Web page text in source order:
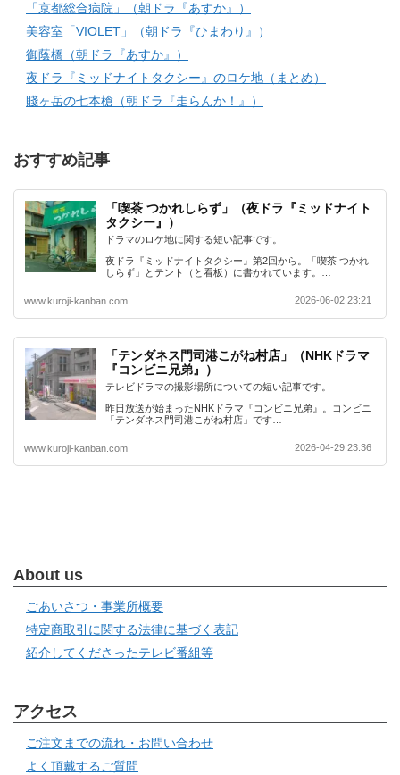
「京都総合病院」（朝ドラ『あすか』）
美容室「VIOLET」（朝ドラ『ひまわり』）
御蔭橋（朝ドラ『あすか』）
夜ドラ『ミッドナイトタクシー』のロケ地（まとめ）
賤ヶ岳の七本槍（朝ドラ『走らんか！』）
おすすめ記事
「喫茶 つかれしらず」（夜ドラ『ミッドナイト
タクシー』）
ドラマのロケ地に関する短い記事です。
夜ドラ『ミッドナイトタクシー』第2回から。「喫茶 つかれ
しらず」とテント（と看板）に書かれています。…
www.kuroji-kanban.com 2026-06-02 23:21
「テンダネス門司港こがね村店」（NHKドラマ
『コンビニ兄弟』）
テレビドラマの撮影場所についての短い記事です。
昨日放送が始まったNHKドラマ『コンビニ兄弟』。コンビニ
「テンダネス門司港こがね村店」です…
www.kuroji-kanban.com 2026-04-29 23:36
About us
ごあいさつ・事業所概要
特定商取引に関する法律に基づく表記
紹介してくださったテレビ番組等
アクセス
ご注文までの流れ・お問い合わせ
よく頂戴するご質問